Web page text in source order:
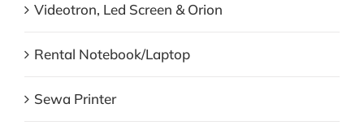
Videotron, Led Screen & Orion
Rental Notebook/Laptop
Sewa Printer